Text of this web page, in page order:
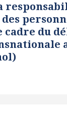
cadre du